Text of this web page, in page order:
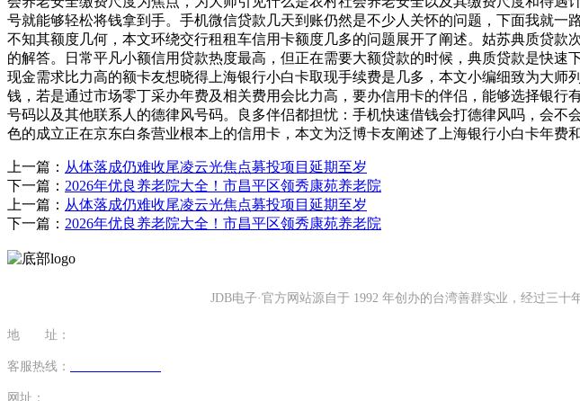
号就能够轻松将钱拿到手。手机微信贷款几天到账仍然是不少人关怀的问题，下面我就
不知其额度几何，本文环绕交行租租车信用卡额度几多的问题展开了阐述。姑苏典质贷
的解答。日常平凡小额信用贷款热度最高，但正在需要大额贷款的时候，典质贷款是快
现金需求比力高的额卡友想晓得上海银行小白卡取现手续费是几多，本文小编细致为大
钱，若是通过市场零丁采办年费及相关费用会比力高，要办信用卡的伴侣，能够选择银
号码以及其他联系人的德律风号码。良多伴侣都担忧：手机快速借钱会打德律风吗，会
色的成立正在京东白条营业根本上的信用卡，本文为泛博卡友阐述了上海银行小白卡年费
上一篇： 从体落成仍难收尾凌云光焦点募投项目延期至岁
下一篇： 2026年优良养老院大全！市昌平区领秀康苑养老院
上一篇： 从体落成仍难收尾凌云光焦点募投项目延期至岁
下一篇： 2026年优良养老院大全！市昌平区领秀康苑养老院
JDB电子·官方网站源自于 1992 年创办的台湾善群实业，经过三
地 址：
客服热线：
网址：